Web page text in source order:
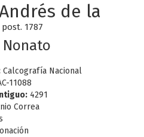
de la
post. 1787
Nonato
Calcografía Nacional
11088
4291
Correa